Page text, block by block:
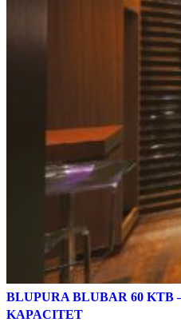
BLUPURA BLUBAR 60 KTB
KAPACITET